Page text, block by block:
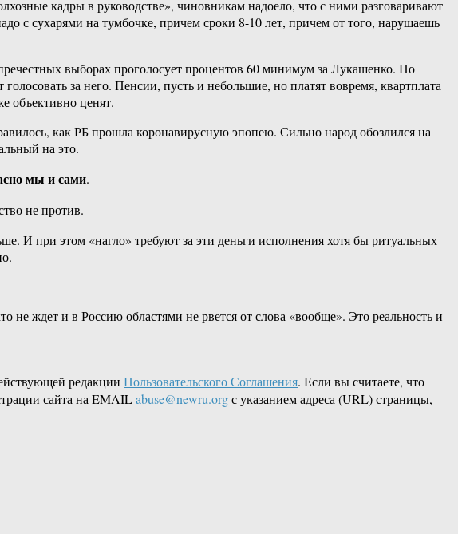
кадры в руководстве», чиновникам надоело, что с ними разговаривают
с сухарями на тумбочке, причем сроки 8-10 лет, причем от того, нарушаешь
выборах проголосует процентов 60 минимум за Лукашенко. По
за него. Пенсии, пусть и небольшие, но платят вовремя, квартплата
объективно ценят.
как РБ прошла коронавирусную эпопею. Сильно народ обозлился на
на это.
мы и сами.
не против.
И при этом «нагло» требуют за эти деньги исполнения хотя бы ритуальных
не ждет и в Россию областями не рвется от слова «вообще». Это реальность и
редакции Пользовательского Соглашения. Если вы считаете, что
сайта на EMAILabuse@newru.orgс указанием адреса (URL) страницы,